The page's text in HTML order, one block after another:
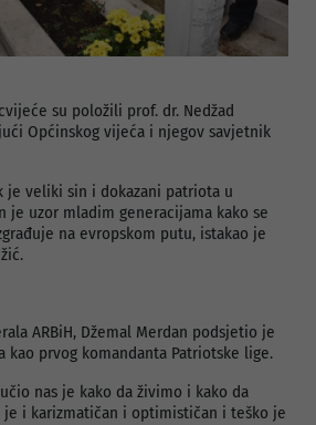
su položili prof. dr. Nedžad
Općinskog vijeća i njegov savjetnik
je veliki sin i dokazani patriota u
je uzor mladim generacijama kako se
na evropskom putu, istakao je
ARBiH, Džemal Merdan podsjetio je
kao prvog komandanta Patriotske lige.
nas je kako da živimo i kako da
je i karizmatičan i optimističan i teško je